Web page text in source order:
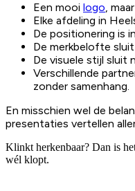
Een mooi logo,
Elke afdeling in
De positionering is
De merkbelofte
De visuele stijl sluit
Verschillende
zonder samenhang.
En misschien wel de
presentaties vertellen
Klinkt herkenbaar? Dan is
wél klopt.